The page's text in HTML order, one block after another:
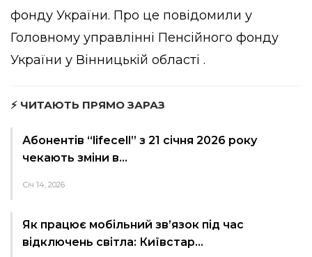
фонду України. Про це повідомили у
Головному управлінні Пенсійного фонду
України у Вінницькій області .
⚡ ЧИТАЮТЬ ПРЯМО ЗАРАЗ
Абонентів “lifecell” з 21 січня 2026 року
чекають зміни в…
Січ 14, 2026
Як працює мобільний зв’язок під час
відключень світла: Київстар…